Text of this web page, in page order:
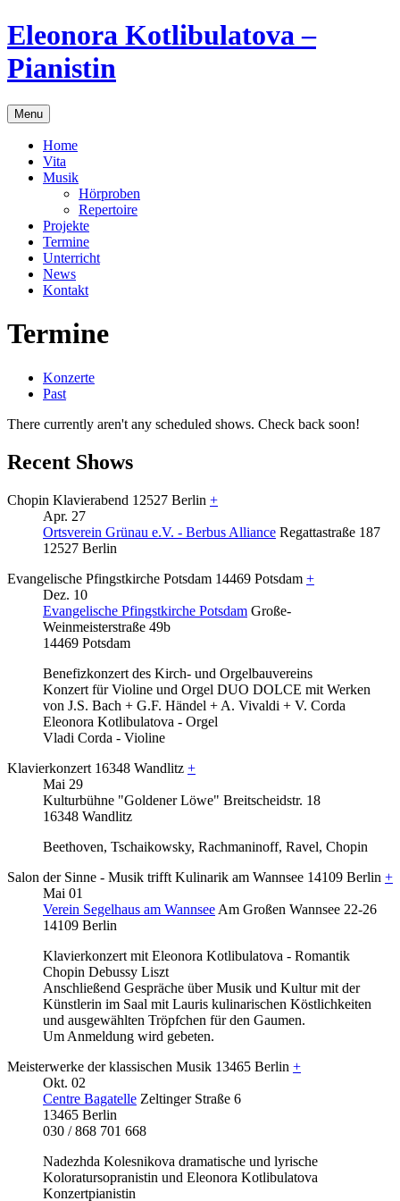
Skip
to
content
Eleonora Kotlibulatova –
Pianistin
Menu
Home
Vita
Musik
Hörproben
Repertoire
Projekte
Termine
Unterricht
News
Kontakt
Termine
Konzerte
Past
There currently aren't any scheduled shows. Check back soon!
Recent Shows
Chopin Klavierabend 12527 Berlin +
Apr. 27
Ortsverein Grünau e.V. - Berbus Alliance Regattastraße 187
12527 Berlin
Evangelische Pfingstkirche Potsdam 14469 Potsdam +
Dez. 10
Evangelische Pfingstkirche Potsdam Große-
Weinmeisterstraße 49b
14469 Potsdam
Benefizkonzert des Kirch- und Orgelbauvereins
Konzert für Violine und Orgel DUO DOLCE mit Werken
von J.S. Bach + G.F. Händel + A. Vivaldi + V. Corda
Eleonora Kotlibulatova - Orgel
Vladi Corda - Violine
Klavierkonzert 16348 Wandlitz +
Mai 29
Kulturbühne "Goldener Löwe" Breitscheidstr. 18
16348 Wandlitz
Beethoven, Tschaikowsky, Rachmaninoff, Ravel, Chopin
Salon der Sinne - Musik trifft Kulinarik am Wannsee 14109 Berlin +
Mai 01
Verein Segelhaus am Wannsee Am Großen Wannsee 22-26
14109 Berlin
Klavierkonzert mit Eleonora Kotlibulatova - Romantik
Chopin Debussy Liszt
Anschließend Gespräche über Musik und Kultur mit der
Künstlerin im Saal mit Lauris kulinarischen Köstlichkeiten
und ausgewählten Tröpfchen für den Gaumen.
Um Anmeldung wird gebeten.
Meisterwerke der klassischen Musik 13465 Berlin +
Okt. 02
Centre Bagatelle Zeltinger Straße 6
13465 Berlin
030 / 868 701 668
Nadezhda Kolesnikova dramatische und lyrische
Koloratursopranistin und Eleonora Kotlibulatova
Konzertpianistin